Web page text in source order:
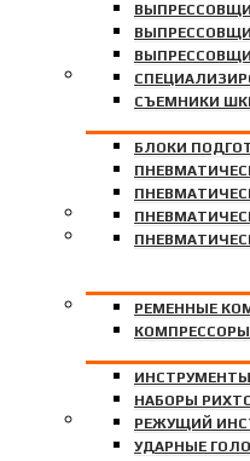
CЪЕМНИКИ
БЛОКИ
ФИЛЬТРЫ ДЛЯ
КОМПРЕССОРЫ
РЕМЕННЫЕ
ИНСТРУМЕНТ
НАБОРЫ
РЕЖУЩИЙ
УДАРНЫЕ
ДЛЯ КУЗОВНОГО